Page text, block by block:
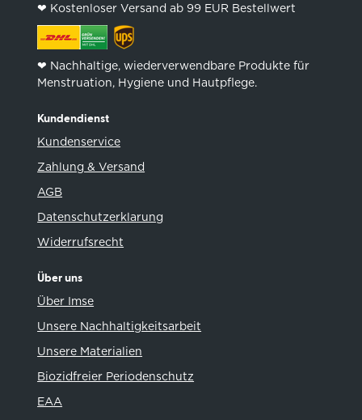
❤︎ Kostenloser Versand ab 99 EUR Bestellwert
❤︎ Nachhaltige, wiederverwendbare Produkte für
Menstruation, Hygiene und Hautpflege.
Kundendienst
Kundenservice
Zahlung & Versand
AGB
Datenschutzerklarung
Widerrufsrecht
Über uns
Über Imse
Unsere Nachhaltigkeitsarbeit
Unsere Materialien
Biozidfreier Periodenschutz
EAA